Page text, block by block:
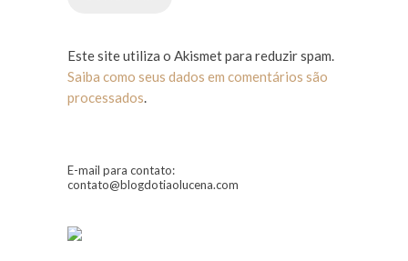
Este site utiliza o Akismet para reduzir spam.
Saiba como seus dados em comentários são
processados.
E-mail para contato:
contato@blogdotiaolucena.com